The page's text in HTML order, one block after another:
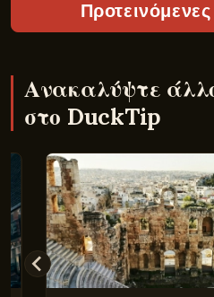
Ανακαλύψτε
στο DuckTip